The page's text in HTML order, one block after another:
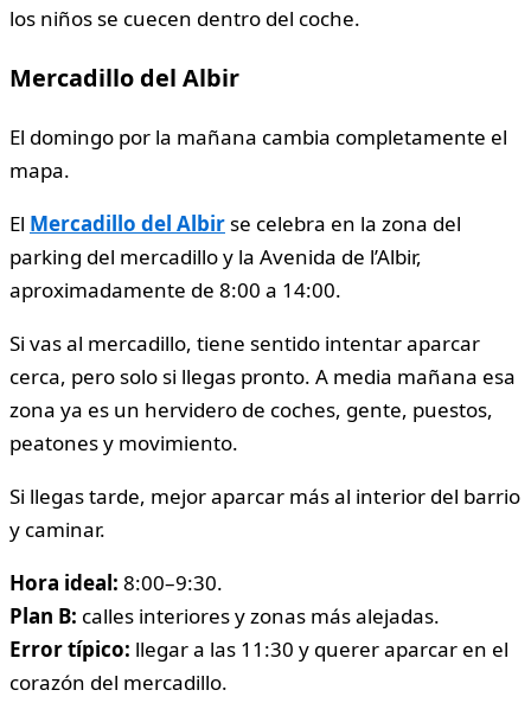
los niños se cuecen dentro del coche.
Mercadillo del Albir
El domingo por la mañana cambia completamente el
mapa.
El Mercadillo del Albirse celebra en la zona del
parking del mercadillo y la Avenida de l’Albir,
aproximadamente de 8:00 a 14:00.
Si vas al mercadillo, tiene sentido intentar aparcar
cerca, pero solo si llegas pronto. A media mañana esa
zona ya es un hervidero de coches, gente, puestos,
peatones y movimiento.
Si llegas tarde, mejor aparcar más al interior del barrio
y caminar.
Hora ideal: 8:00–9:30.
Plan B: calles interiores y zonas más alejadas.
Error típico: llegar a las 11:30 y querer aparcar en el
corazón del mercadillo.